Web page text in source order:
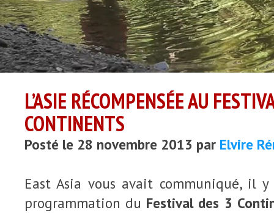
L’ASIE RÉCOMPENSÉE AU
CONTINENTS
Posté le 28 novembre 2013 par Elvire
East Asia vous avait communiqué, il
programmation du Festival des 3